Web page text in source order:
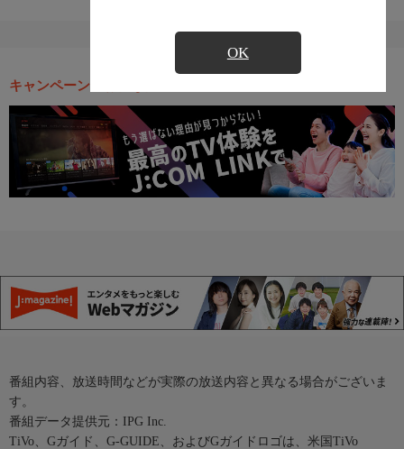
OK
キャンペーン・お得な情報
番組内容、放送時間などが実際の放送内容と異なる場合がございま
す。
番組データ提供元：IPG Inc.
TiVo、Gガイド、G-GUIDE、およびGガイドロゴは、米国TiVo